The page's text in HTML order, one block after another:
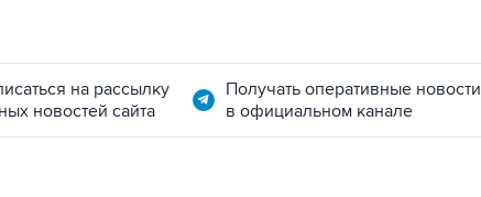
на рассылку
новостей сайта
Получать оперативные новости
в официальном канале